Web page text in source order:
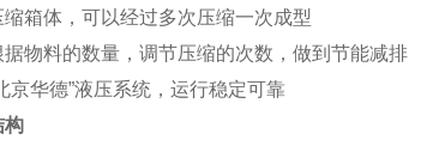
缩箱体，可以经过多次压缩一次成型
据物料的数量，调节压缩的次数，做到节能减排
京华德”液压系统，运行稳定可靠
构